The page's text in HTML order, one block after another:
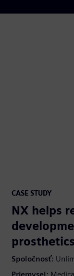
CASE STUDY
NX helps
Spoločnosť:
Priemysel: